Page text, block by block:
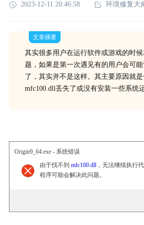
2023-12-11 20:46:58 环境修复大
文章摘要
其实很多用户在运行软件或游戏的时
题，如果是第一次遇见有的用户会可
了，其实并不是这样。其主要原因就
mfc100.dll丢失了或没有安装一些系统
Origin9_64.exe - 系统错误
由于找不到 mfc100.dll，无法继续执行
程序可能会解决此问题。